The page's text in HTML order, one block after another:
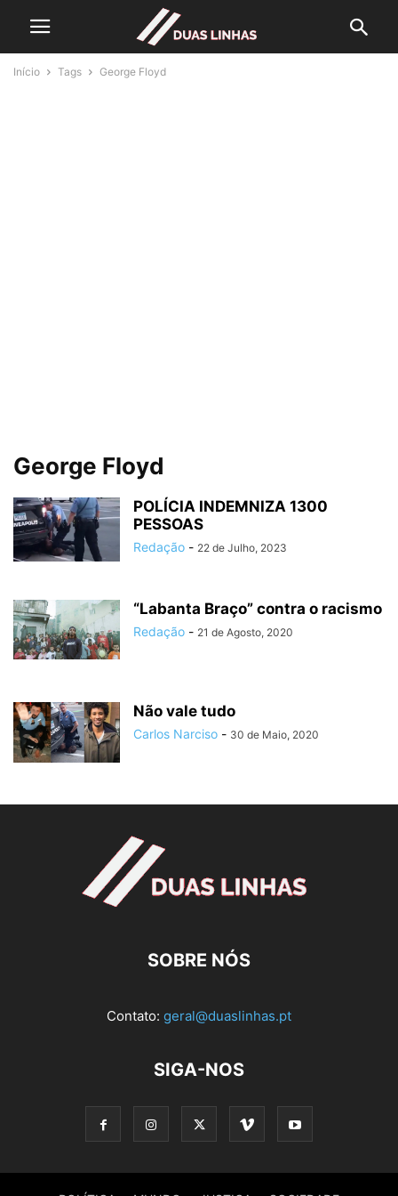
Início Tags George Floyd
George Floyd
POLÍCIA INDEMNIZA 1300
PESSOAS
Redação - 22 de Julho, 2023
“Labanta Braço” contra o racismo
Redação - 21 de Agosto, 2020
Não vale tudo
Carlos Narciso - 30 de Maio, 2020
SOBRE NÓS
Contato: geral@duaslinhas.pt
SIGA-NOS